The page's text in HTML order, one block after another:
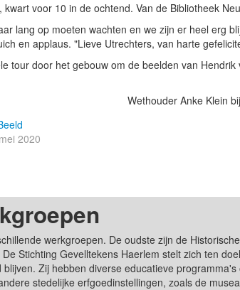
kwart voor 10 in de ochtend. Van de Bibliotheek
lang op moeten wachten en we zijn er heel erg
en applaus. "Lieve Utrechters, van harte
tour door het gebouw om de beelden van Hendrik
Wethouder Anke Klein
2020
werkgroepen. De oudste zijn de
Stichting Gevelltekens Haerlem stelt zich ten
Zij hebben diverse educatieve
stedelijke erfgoedinstellingen, zoals de